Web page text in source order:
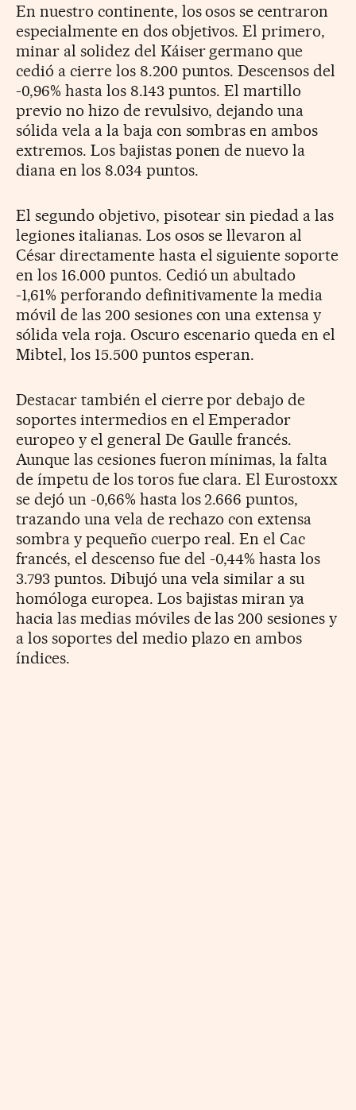
En nuestro continente, los osos se centraron
especialmente en dos objetivos. El primero,
minar al solidez del Káiser germano que
cedió a cierre los 8.200 puntos. Descensos del
-0,96% hasta los 8.143 puntos. El martillo
previo no hizo de revulsivo, dejando una
sólida vela a la baja con sombras en ambos
extremos. Los bajistas ponen de nuevo la
diana en los 8.034 puntos.
El segundo objetivo, pisotear sin piedad a las
legiones italianas. Los osos se llevaron al
César directamente hasta el siguiente soporte
en los 16.000 puntos. Cedió un abultado
-1,61% perforando definitivamente la media
móvil de las 200 sesiones con una extensa y
sólida vela roja. Oscuro escenario queda en el
Mibtel, los 15.500 puntos esperan.
Destacar también el cierre por debajo de
soportes intermedios en el Emperador
europeo y el general De Gaulle francés.
Aunque las cesiones fueron mínimas, la falta
de ímpetu de los toros fue clara. El Eurostoxx
se dejó un -0,66% hasta los 2.666 puntos,
trazando una vela de rechazo con extensa
sombra y pequeño cuerpo real. En el Cac
francés, el descenso fue del -0,44% hasta los
3.793 puntos. Dibujó una vela similar a su
homóloga europea. Los bajistas miran ya
hacia las medias móviles de las 200 sesiones y
a los soportes del medio plazo en ambos
índices.